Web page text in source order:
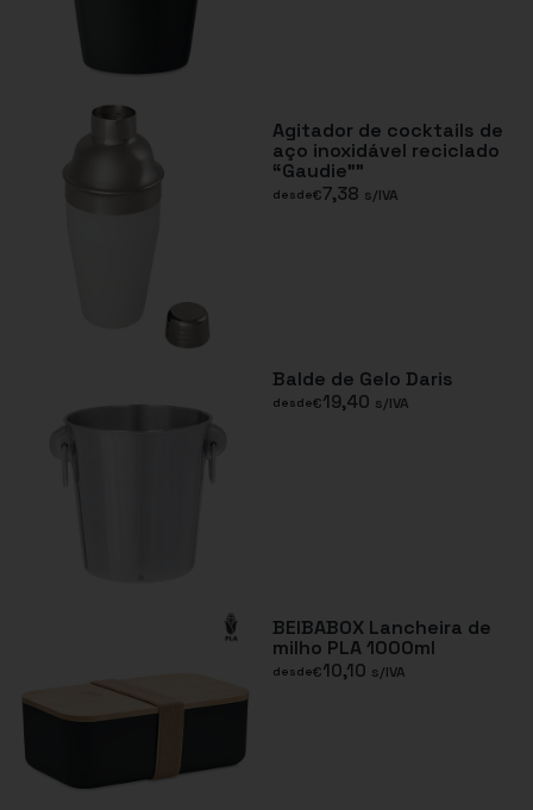
Agitador de cocktails de
aço inoxidável reciclado
“Gaudie””
desde€7,38 s/IVA
Balde de Gelo Daris
desde€19,40 s/IVA
BEIBABOX Lancheira de
milho PLA 1000ml
desde€10,10 s/IVA